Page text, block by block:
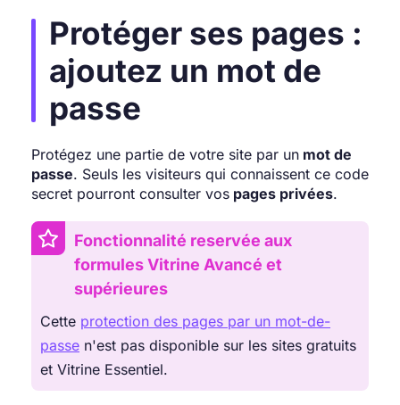
Protéger ses pages :
ajoutez un mot de
passe
Protégez une partie de votre site par un mot de
passe. Seuls les visiteurs qui connaissent ce code
secret pourront consulter vos pages privées.
Fonctionnalité reservée aux
formules Vitrine Avancé et
supérieures
Cette protection des pages par un mot-de-
passe n'est pas disponible sur les sites gratuits
et Vitrine Essentiel.